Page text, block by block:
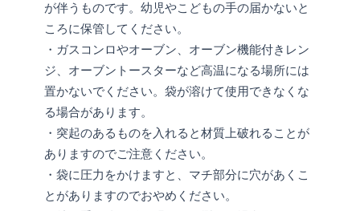
が伴うものです。幼児やこどもの手の届かないと
ころに保管してください。
・ガスコンロやオーブン、オーブン機能付きレン
ジ、オーブントースターなど高温になる場所には
置かないでください。袋が溶けて使用できなくな
る場合があります。
・突起のあるものを入れると材質上破れることが
ありますのでご注意ください。
・袋に圧力をかけますと、マチ部分に穴があくこ
とがありますのでおやめください。